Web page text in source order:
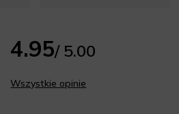
4.95/ 5.00
Wszystkie opinie